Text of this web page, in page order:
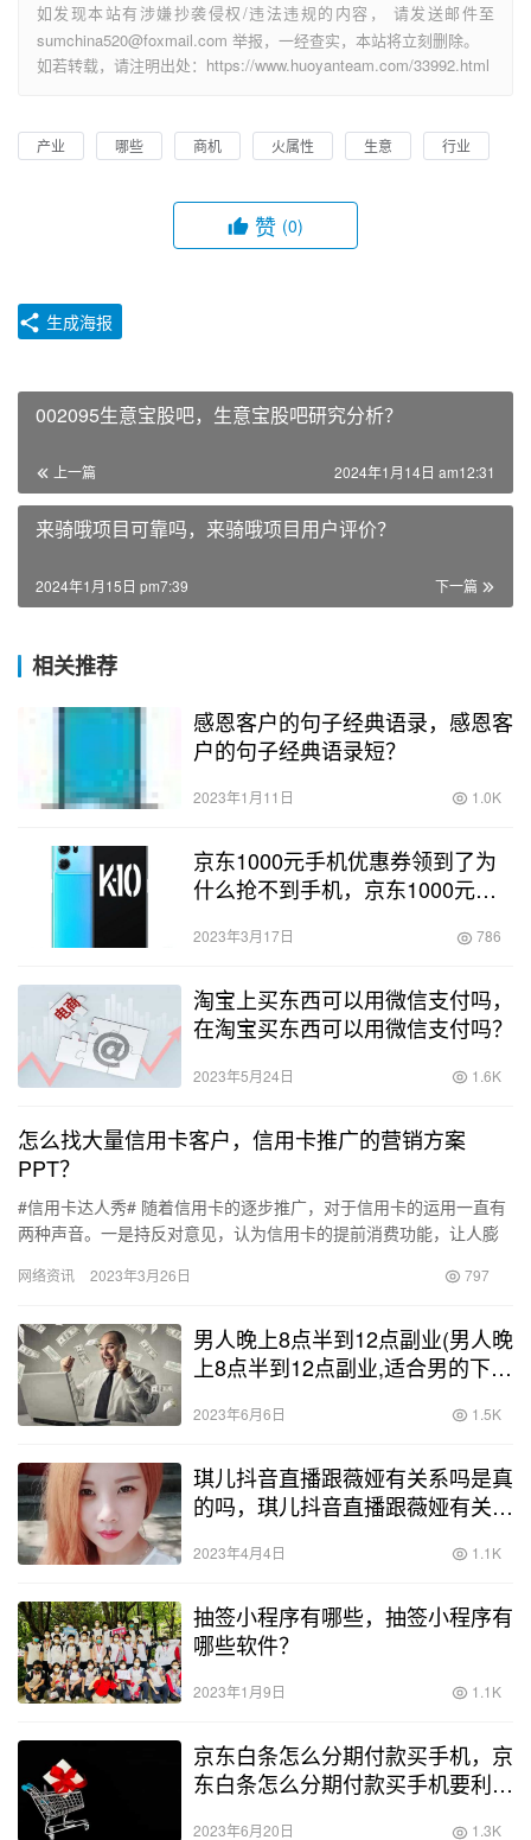
如发现本站有涉嫌抄袭侵权/违法违规的内容， 请发送邮件至
sumchina520@foxmail.com 举报，一经查实，本站将立刻删除。
如若转载，请注明出处：https://www.huoyanteam.com/33992.html
产业 哪些 商机 火属性 生意 行业
赞 (0)
生成海报
002095生意宝股吧，生意宝股吧研究分析？
上一篇 2024年1月14日 am12:31
来骑哦项目可靠吗，来骑哦项目用户评价？
下一篇
2024年1月15日 pm7:39
相关推荐
感恩客户的句子经典语录，感恩客
户的句子经典语录短？
2023年1月11日 1.0K
京东1000元手机优惠券领到了为
什么抢不到手机，京东1000元手
呢？
2023年3月17日 786
淘宝上买东西可以用微信支付吗，
在淘宝买东西可以用微信支付吗？
2023年5月24日 1.6K
怎么找大量信用卡客户，信用卡推广的营销方案
PPT？
#信用卡达人秀# 随着信用卡的逐步推广，对于信用卡的运用一直有
两种声音。一是持反对意见，认为信用卡的提前消费功能，让人膨
一…
网络资讯 2023年3月26日 797
男人晚上8点半到12点副业(男人晚
上8点半到12点副业,适合男的下班
2023年6月6日 1.5K
琪儿抖音直播跟薇娅有关系吗是真
的吗，琪儿抖音直播跟薇娅有关系
2023年4月4日 1.1K
抽签小程序有哪些，抽签小程序有
哪些软件？
2023年1月9日 1.1K
京东白条怎么分期付款买手机，京
东白条怎么分期付款买手机要利息
2023年6月20日 1.3K